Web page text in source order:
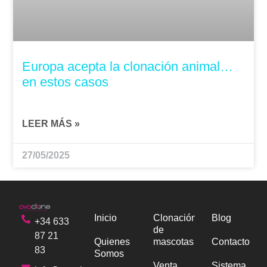
Europa acepta la clonación animal…
en estos casos
LEER MÁS »
27/05/2025
+34 633
87 21
83
Inicio
Quienes
Somos
Clonación
de
mascotas
Blog
Contacto